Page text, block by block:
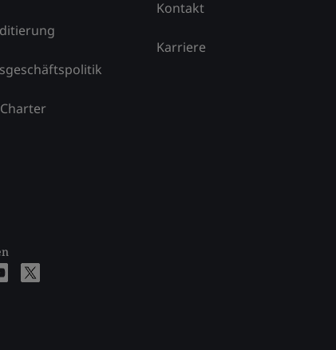
Kontakt
Karriere